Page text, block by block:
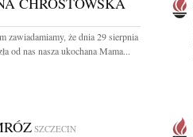
zawiadamiamy, że dnia 29 sierpnia
od nas nasza ukochana Mama...
SZCZECIN